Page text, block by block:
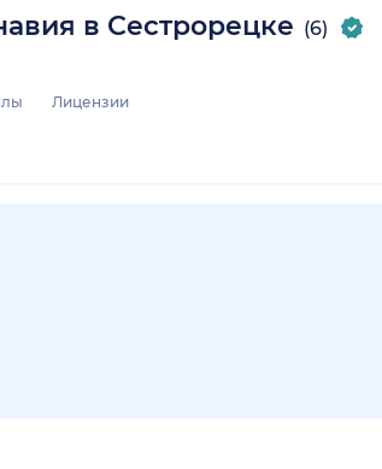
в Сестрорецке (6)
Лицензии